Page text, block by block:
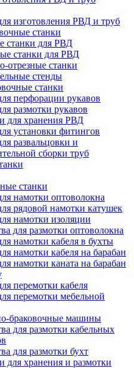
изготовления РВД и труб
станки
станки для РВД
станки для РВД
отрезные станки
стенды
станки
перфорации рукавов
размотки рукавов
для хранения РВД
установки фитингов
развальцовки и
сборки труб
станки
намотки оптоволокна
рядовой намотки катушек
намотки изоляции
для размотки оптоволокна
намотки кабеля в бухты
намотки кабеля на барабан
намотки каната на барабан
перемотки кабеля
перемотки мебельной
браковочные машины
для размотки кабельных
для размотки бухт
для хранения и размотки